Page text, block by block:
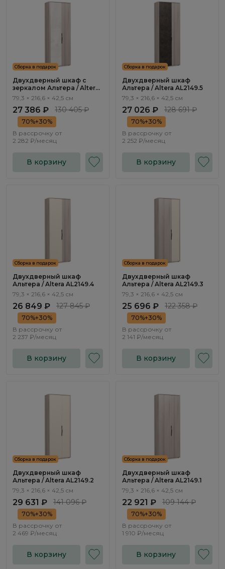
Сборка в подарок
Двухдверный шкаф с
зеркалом Альтера / Altera
AL2150.1
79,3 × 216,6 × 42,5 см
27 386 ₽ 130 405 ₽
70%+30%
В рассрочку от
2 282 ₽/месяц
В корзину
Сборка в подарок
Двухдверный шкаф
Альтера / Altera AL2149.5
79,3 × 216,6 × 42,5 см
27 026 ₽ 128 691 ₽
70%+30%
В рассрочку от
2 252 ₽/месяц
В корзину
Сборка в подарок
Двухдверный шкаф
Альтера / Altera AL2149.4
79,3 × 216,6 × 42,5 см
26 849 ₽ 127 845 ₽
70%+30%
В рассрочку от
2 237 ₽/месяц
В корзину
Сборка в подарок
Двухдверный шкаф
Альтера / Altera AL2149.3
79,3 × 216,6 × 42,5 см
25 696 ₽ 122 358 ₽
70%+30%
В рассрочку от
2 141 ₽/месяц
В корзину
Сборка в подарок
Двухдверный шкаф
Альтера / Altera AL2149.2
79,3 × 216,6 × 42,5 см
29 631 ₽ 141 096 ₽
70%+30%
В рассрочку от
2 469 ₽/месяц
В корзину
Сборка в подарок
Двухдверный шкаф
Альтера / Altera AL2149.1
79,3 × 216,6 × 42,5 см
22 921 ₽ 109 144 ₽
70%+30%
В рассрочку от
1 910 ₽/месяц
В корзину